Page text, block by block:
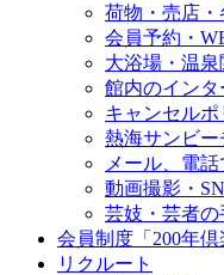
荷物・売店・
会員予約・
大浴場・温泉
館内のイン
キャンセルポ
熱海サンビー
メール、電
動画撮影・
芸妓・芸者の
会員制度「200年倶
リクルート